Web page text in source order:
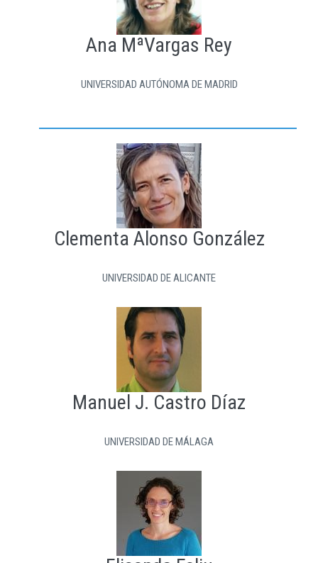
Ana MªVargas Rey
UNIVERSIDAD AUTÓNOMA DE MADRID
Clementa Alonso González
UNIVERSIDAD DE ALICANTE
Manuel J. Castro Díaz
UNIVERSIDAD DE MÁLAGA